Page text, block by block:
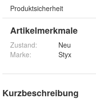
Produktsicherheit
Artikelmerkmale
Zustand:
Neu
Marke:
Styx
Kurzbeschreibung